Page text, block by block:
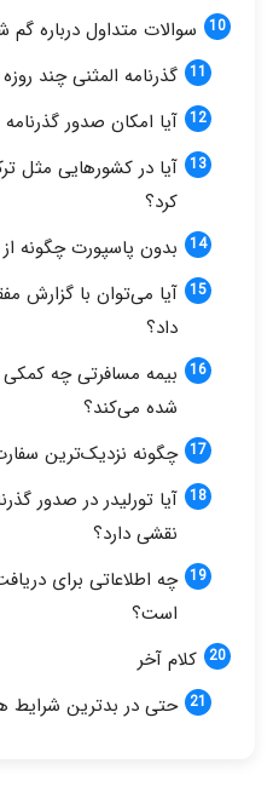
سوالات متداول درباره
گذرنامه المثنی چند
آیا امکان صدور
آیا در کشورهایی مثل
کرد؟
بدون پاسپورت چگونه
آیا می‌توان با گزارش
داد؟
بیمه مسافرتی چه
شده می‌کند؟
چگونه نزدیک‌ترین
آیا تورلیدر در صدور
نقشی دارد؟
چه اطلاعاتی برای
است؟
کلام آخر
حتی در بدترین شرایط